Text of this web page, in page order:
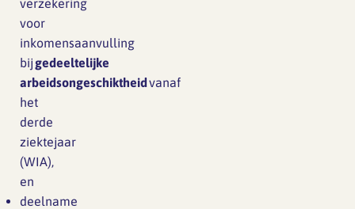
verzekering
voor
inkomensaanvulling
bijgedeeltelijke
arbeidsongeschiktheidvanaf
het
derde
ziektejaar
(WIA),
en
deelname